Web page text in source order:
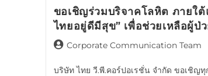
ขอเชิญร่วมบริจาคโลหิต ภายใ
ไทยอยู่ดีมีสุข” เพื่อช่วยเหลือผู้ป่
Corporate Communication Team
บริษัท ไทย วี.พี.คอร์ปอเรชั่น จำกัด ขอเชิญ